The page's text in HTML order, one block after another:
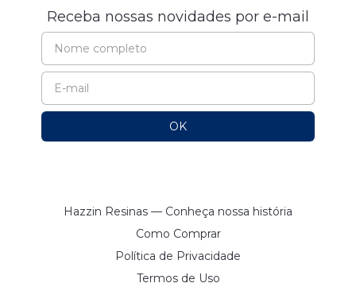
Receba nossas novidades por e-mail
Hazzin Resinas — Conheça nossa história
Como Comprar
Política de Privacidade
Termos de Uso